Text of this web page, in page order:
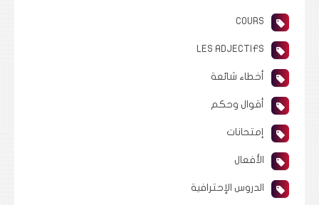
COURS
LES ADJECTIFS
أخطاء شائعة
أقوال وحكم
إمتحانات
الأفعال
الدروس الإحترافية